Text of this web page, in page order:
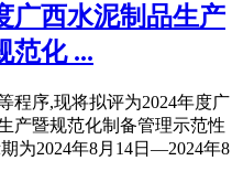
广西水泥制品生产
范化 ...
程序,现将拟评为2024年度广
产暨规范化制备管理示范性
为2024年8月14日—2024年8